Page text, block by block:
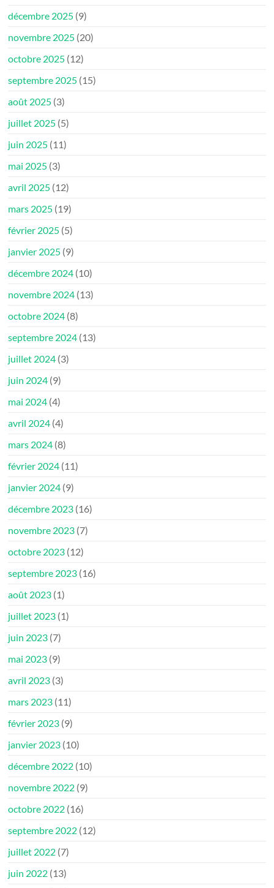
décembre 2025 (9)
novembre 2025 (20)
octobre 2025 (12)
septembre 2025 (15)
août 2025 (3)
juillet 2025 (5)
juin 2025 (11)
mai 2025 (3)
avril 2025 (12)
mars 2025 (19)
février 2025 (5)
janvier 2025 (9)
décembre 2024 (10)
novembre 2024 (13)
octobre 2024 (8)
septembre 2024 (13)
juillet 2024 (3)
juin 2024 (9)
mai 2024 (4)
avril 2024 (4)
mars 2024 (8)
février 2024 (11)
janvier 2024 (9)
décembre 2023 (16)
novembre 2023 (7)
octobre 2023 (12)
septembre 2023 (16)
août 2023 (1)
juillet 2023 (1)
juin 2023 (7)
mai 2023 (9)
avril 2023 (3)
mars 2023 (11)
février 2023 (9)
janvier 2023 (10)
décembre 2022 (10)
novembre 2022 (9)
octobre 2022 (16)
septembre 2022 (12)
juillet 2022 (7)
juin 2022 (13)